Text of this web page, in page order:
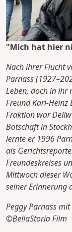
"Mich hat hier
Nach ihrer Flucht
Parnass
Leben, doch in ihr
Freund Karl-Heinz
Fraktion war
Botschaft in
lernte er 1996
als
Freundeskreises
Mittwoch dieser
seiner Erinnerung
Peggy Parnass
©BellaStoria Film